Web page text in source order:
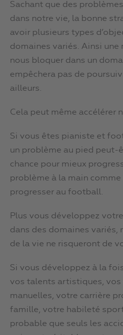
Sachant que des
dans notre vie, la bonne
avoir plusieurs types
domaines variés. Ainsi
nous bloquer dans un
empêchera pas de
ailleurs.
Cela peut même accélérer
Si vous êtes pianiste et
un problème au pied peut-
chance pour mieux
problème à la main comme
progresser au football.
Plus vous développez
dans des domaines variés,
de la vie ne risqueront de
Si vous développez à la
vos talents artistiques, vos
manuelles, votre carrière
famille, votre habileté
probable que seuls les